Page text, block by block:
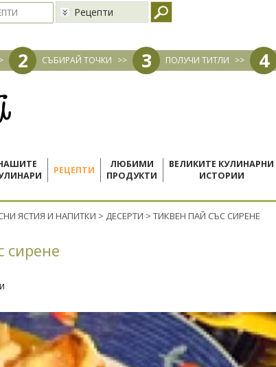
Рецепти
2 СЪБИРАЙ ТОЧКИ >> 3 ПОЛУЧИ ТИТЛИ >> 4
РЕЦЕПТИ
ЛЮБИМИ
ПРОДУКТИ
ВЕЛИКИТЕ КУЛИНАРНИ
ИСТОРИИ
ЯСТИЯ И НАПИТКИ > ДЕСЕРТИ > ТИКВЕН ПАЙ СЪС СИРЕНЕ
сирене